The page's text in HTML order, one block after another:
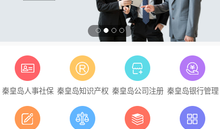
秦皇岛人事社保 秦皇岛知识产权 秦皇岛公司注册 秦皇岛银行管理